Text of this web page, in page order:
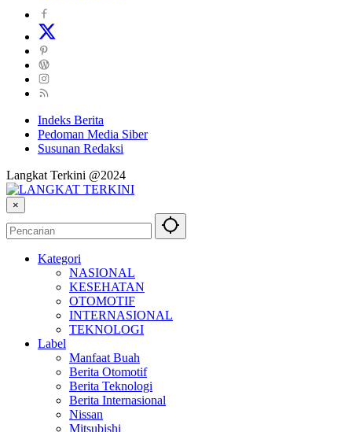
Indeks Berita
Pedoman Media Siber
Susunan Redaksi
Langkat Terkini @2024
×
Kategori
NASIONAL
KESEHATAN
OTOMOTIF
INTERNASIONAL
TEKNOLOGI
Label
Manfaat Buah
Berita Otomotif
Berita Teknologi
Berita Internasional
Nissan
Mitsubishi